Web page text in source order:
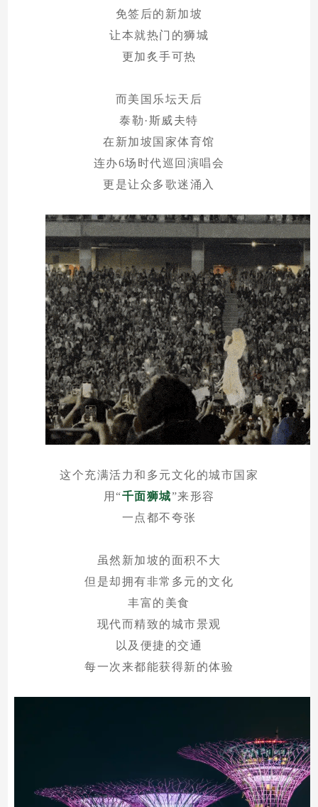
免签后的新加坡
让本就热门的狮城
更加炙手可热
而美国乐坛天后
泰勒·斯威夫特
在新加坡国家体育馆
连办6场时代巡回演唱会
更是让众多歌迷涌入
这个充满活力和多元文化的城市国家
用“千面狮城”来形容
一点都不夸张
虽然新加坡的面积不大
但是却拥有非常多元的文化
丰富的美食
现代而精致的城市景观
以及便捷的交通
每一次来都能获得新的体验